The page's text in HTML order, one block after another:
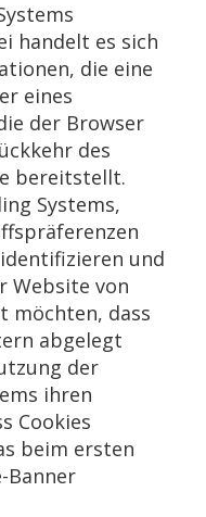
handelt es sich
die eine
eines
der Browser
des
bereitstellt.
Systems,
und
Website von
möchten, dass
abgelegt
der
ihren
Cookies
beim ersten
Banner